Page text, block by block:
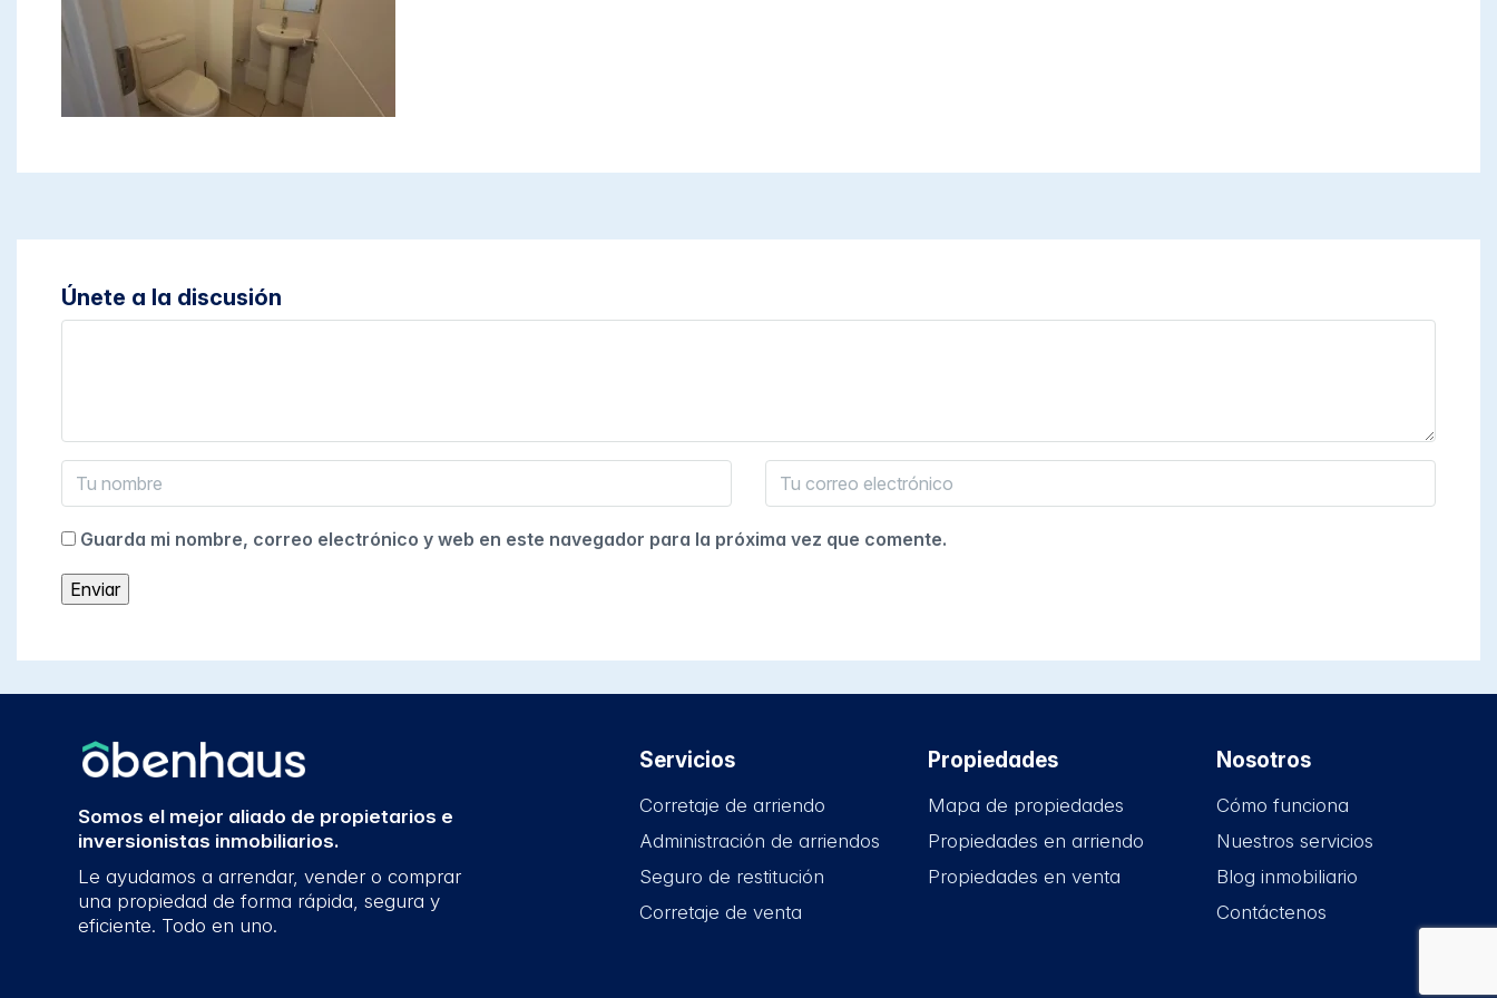
Únete a la discusión
Guarda mi nombre, correo electrónico y web en este navegador para la próxima vez que comente.
Somos el mejor aliado de propietarios e
inversionistas inmobiliarios.
Le ayudamos a arrendar, vender o comprar
una propiedad de forma rápida, segura y
eficiente. Todo en uno.
Servicios
Corretaje de arriendo
Administración de arriendos
Seguro de restitución
Corretaje de venta
Propiedades
Mapa de propiedades
Propiedades en arriendo
Propiedades en venta
Nosotros
Cómo funciona
Nuestros servicios
Blog inmobiliario
Contáctenos